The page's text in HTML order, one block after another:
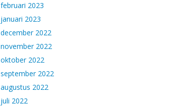
februari 2023
januari 2023
december 2022
november 2022
oktober 2022
september 2022
augustus 2022
juli 2022